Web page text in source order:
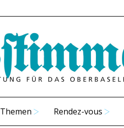
Themen Rendez-vous